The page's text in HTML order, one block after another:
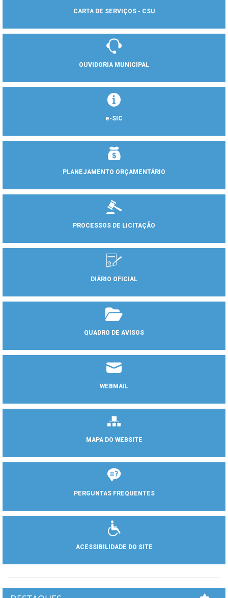
CARTA DE SERVIÇOS - CSU
OUVIDORIA MUNICIPAL
e-SIC
PLANEJAMENTO ORÇAMENTÁRIO
PROCESSOS DE LICITAÇÃO
DIÁRIO OFICIAL
QUADRO DE AVISOS
WEBMAIL
MAPA DO WEBSITE
PERGUNTAS FREQUENTES
ACESSIBILIDADE DO SITE